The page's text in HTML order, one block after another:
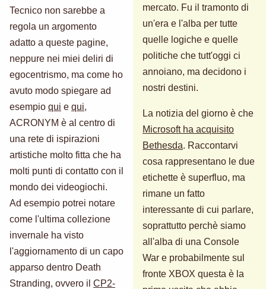
Tecnico non sarebbe a
regola un argomento
adatto a queste pagine,
neppure nei miei deliri di
egocentrismo, ma come ho
avuto modo spiegare ad
esempio qui e qui,
ACRONYM è al centro di
una rete di ispirazioni
artistiche molto fitta che ha
molti punti di contatto con il
mondo dei videogiochi.
Ad esempio potrei notare
come l'ultima collezione
invernale ha visto
l'aggiornamento di un capo
apparso dentro Death
Stranding, ovvero il CP2-
mercato. Fu il tramonto di
un'era e l'alba per tutte
quelle logiche e quelle
politiche che tutt'oggi ci
annoiano, ma decidono i
nostri destini.
La notizia del giorno è che
Microsoft ha acquisito
Bethesda. Raccontarvi
cosa rappresentano le due
etichette è superfluo, ma
rimane un fatto
interessante di cui parlare,
soprattutto perchè siamo
all'alba di una Console
War e probabilmente sul
fronte XBOX questa è la